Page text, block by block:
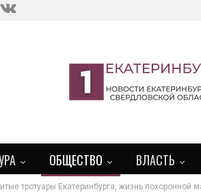
ОБЩЕСТВО ВЛАСТЬ
тротуары Екатеринбурга, жизнь